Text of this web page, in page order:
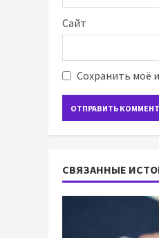
Сайт
Сохранить моё
СВЯЗАННЫЕ